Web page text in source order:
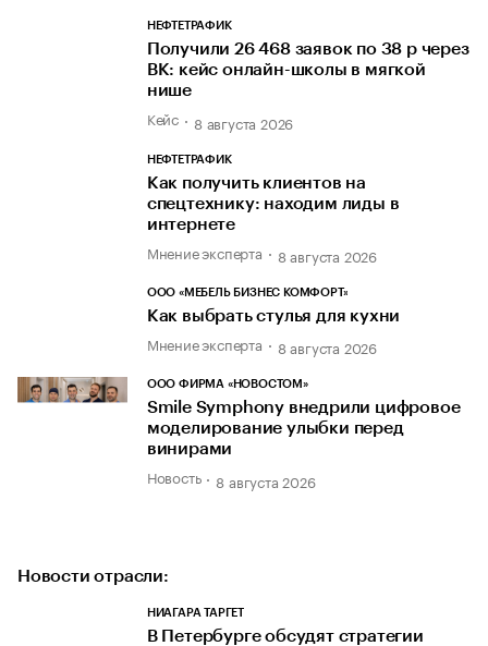
НЕФТЕТРАФИК
Получили 26 468 заявок по 38 р через
ВК: кейс онлайн-школы в мягкой
нише
Кейс 8 августа 2026
НЕФТЕТРАФИК
Как получить клиентов на
спецтехнику: находим лиды в
интернете
Мнение эксперта 8 августа 2026
ООО «МЕБЕЛЬ БИЗНЕС КОМФОРТ»
Как выбрать стулья для кухни
Мнение эксперта 8 августа 2026
ООО ФИРМА «НОВОСТОМ»
Smile Symphony внедрили цифровое
моделирование улыбки перед
винирами
Новость 8 августа 2026
Новости отрасли:
НИАГАРА ТАРГЕТ
В Петербурге обсудят стратегии